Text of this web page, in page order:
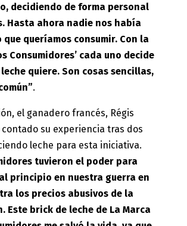
decidiendo de forma personal
Hasta ahora nadie nos había
queríamos consumir. Con la
Consumidores’ cada uno decide
quiere. Son cosas sencillas,
.
el ganadero francés, Régis
contado su experiencia tras dos
leche para esta iniciativa.
tuvieron el poder para
principio en nuestra guerra en
los precios abusivos de la
Este brick de leche de La Marca